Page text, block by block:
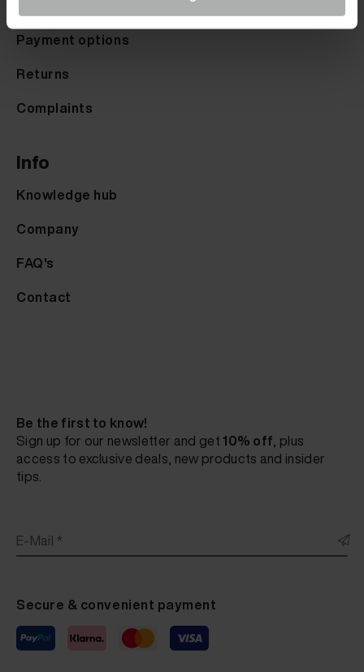
Shipping-Options
Payment options
Returns
Complaints
Info
Knowledge hub
Company
FAQ's
Contact
Be the first to know!
Sign up for our newsletter and get10% off, plus
access to exclusive deals, new products and insider
tips.
E-Mail *
Secure & convenient payment